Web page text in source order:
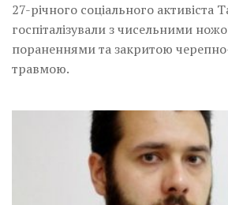
27-річного соціального активіста
госпіталізували з чисельними
пораненнями та закритою
травмою.